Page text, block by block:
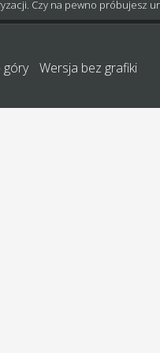
Czy na pewno próbujesz
góry Wersja bez grafiki